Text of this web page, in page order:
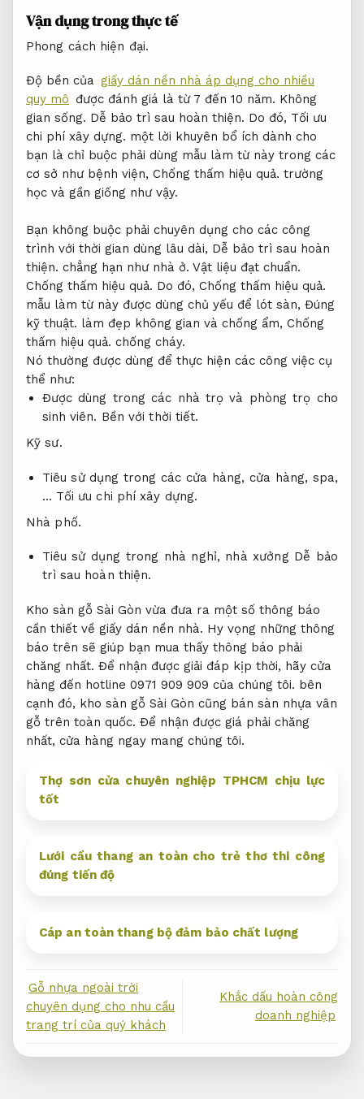
Vận dụng trong thực tế
Phong cách hiện đại.
Độ bền của giấy dán nền nhà áp dụng cho nhiều
quy mô được đánh giá là từ 7 đến 10 năm. Không
gian sống. Dễ bảo trì sau hoàn thiện. Do đó, Tối ưu
chi phí xây dựng. một lời khuyên bổ ích dành cho
bạn là chỉ buộc phải dùng mẫu làm từ này trong các
cơ sở như bệnh viện, Chống thấm hiệu quả. trường
học và gần giống như vậy.
Bạn không buộc phải chuyên dụng cho các công
trình với thời gian dùng lâu dài, Dễ bảo trì sau hoàn
thiện. chẳng hạn như nhà ở. Vật liệu đạt chuẩn.
Chống thấm hiệu quả. Do đó, Chống thấm hiệu quả.
mẫu làm từ này được dùng chủ yếu để lót sàn, Đúng
kỹ thuật. làm đẹp không gian và chống ẩm, Chống
thấm hiệu quả. chống cháy.
Nó thường được dùng để thực hiện các công việc cụ
thể như:
Được dùng trong các nhà trọ và phòng trọ cho
sinh viên. Bền với thời tiết.
Kỹ sư.
Tiêu sử dụng trong các cửa hàng, cửa hàng, spa,
… Tối ưu chi phí xây dựng.
Nhà phố.
Tiêu sử dụng trong nhà nghỉ, nhà xưởng Dễ bảo
trì sau hoàn thiện.
Kho sàn gỗ Sài Gòn vừa đưa ra một số thông báo
cần thiết về giấy dán nền nhà. Hy vọng những thông
báo trên sẽ giúp bạn mua thấy thông báo phải
chăng nhất. Để nhận được giải đáp kịp thời, hãy cửa
hàng đến hotline 0971 909 909 của chúng tôi. bên
cạnh đó, kho sàn gỗ Sài Gòn cũng bán sàn nhựa vân
gỗ trên toàn quốc. Để nhận được giá phải chăng
nhất, cửa hàng ngay mang chúng tôi.
Thợ sơn cửa chuyên nghiệp TPHCM chịu lực
tốt
Lưới cầu thang an toàn cho trẻ thơ thi công
đúng tiến độ
Cáp an toàn thang bộ đảm bảo chất lượng
Gỗ nhựa ngoài trời
chuyên dụng cho nhu cầu
trang trí của quý khách
Khắc dấu hoàn công
doanh nghiệp